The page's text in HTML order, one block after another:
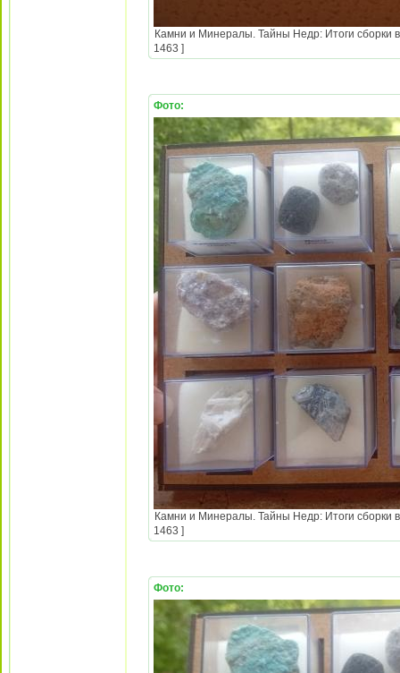
Камни и Минералы. Тайны Недр: Итоги сборки
1463 ]
Фото:
Камни и Минералы. Тайны Недр: Итоги сборки
1463 ]
Фото: